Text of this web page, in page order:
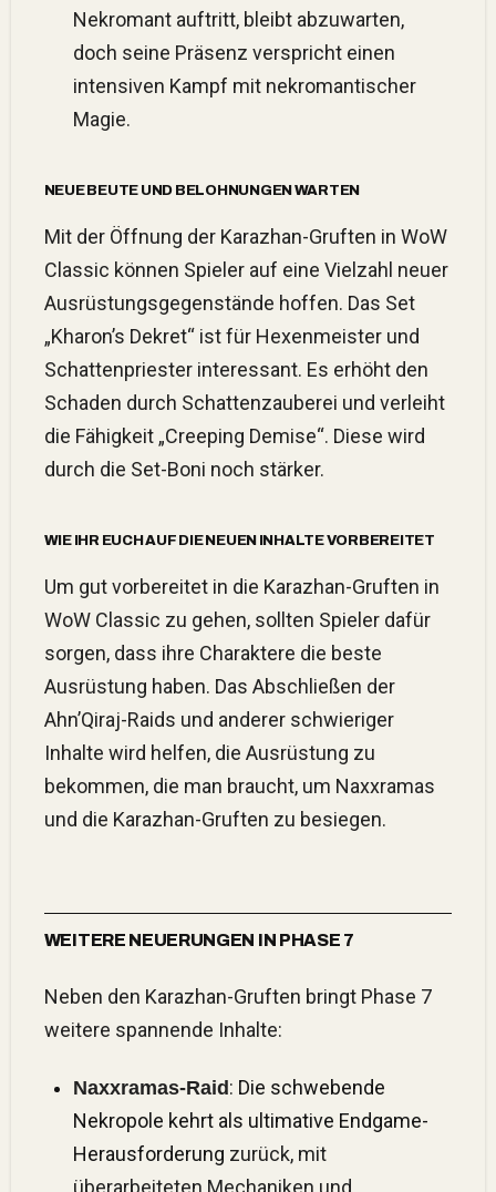
Nekromant auftritt, bleibt abzuwarten,
doch seine Präsenz verspricht einen
intensiven Kampf mit nekromantischer
Magie.
NEUE BEUTE UND BELOHNUNGEN WARTEN
Mit der Öffnung der Karazhan-Gruften in WoW
Classic können Spieler auf eine Vielzahl neuer
Ausrüstungsgegenstände hoffen. Das Set
„Kharon’s Dekret“ ist für Hexenmeister und
Schattenpriester interessant. Es erhöht den
Schaden durch Schattenzauberei und verleiht
die Fähigkeit „Creeping Demise“. Diese wird
durch die Set-Boni noch stärker.
WIE IHR EUCH AUF DIE NEUEN INHALTE VORBEREITET
Um gut vorbereitet in die Karazhan-Gruften in
WoW Classic zu gehen, sollten Spieler dafür
sorgen, dass ihre Charaktere die beste
Ausrüstung haben. Das Abschließen der
Ahn’Qiraj-Raids und anderer schwieriger
Inhalte wird helfen, die Ausrüstung zu
bekommen, die man braucht, um Naxxramas
und die Karazhan-Gruften zu besiegen.
WEITERE NEUERUNGEN IN PHASE 7
Neben den Karazhan-Gruften bringt Phase 7
weitere spannende Inhalte:
Naxxramas-Raid: Die schwebende
Nekropole kehrt als ultimative Endgame-
Herausforderung zurück, mit
überarbeiteten Mechaniken und